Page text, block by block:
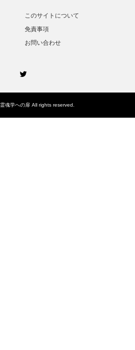
このサイトについて
免責事項
お問い合わせ
霊魂学への扉 All rights reserved.